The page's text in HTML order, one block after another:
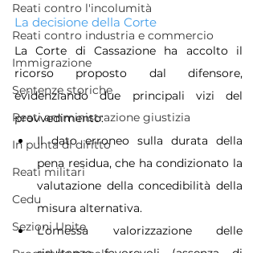
Reati contro l'incolumità
Reati contro industria e commercio
Immigrazione
Sentenze storiche
Reati amministrazione giustizia
In punta di diritto
Reati militari
Cedu
Sezioni Unite
La decisione della Corte
La Corte di Cassazione ha accolto il
ricorso proposto dal difensore,
evidenziando due principali vizi del
provvedimento:
Il dato erroneo sulla durata della
pena residua, che ha condizionato la
valutazione della concedibilità della
misura alternativa.
L’omessa valorizzazione delle